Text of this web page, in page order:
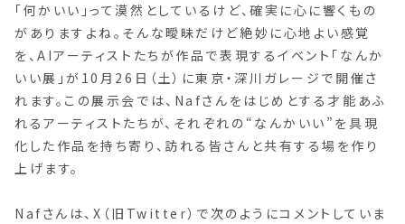
「何かいい」って漠然としているけど、確実に心に響くもの
がありますよね。そんな曖昧だけど絶妙に心地よい感覚
を、AIアーティストたちが作品で表現するイベント「なんか
いい展」が10月26日（土）に東京・深川ガレージで開催さ
れます。この展示会では、Nafさんをはじめとする才能あふ
れるアーティストたちが、それぞれの“なんかいい”を具現
化した作品を持ち寄り、訪れる皆さんと共有する場を作り
上げます。
Nafさんは、X（旧Twitter）で次のようにコメントしていま